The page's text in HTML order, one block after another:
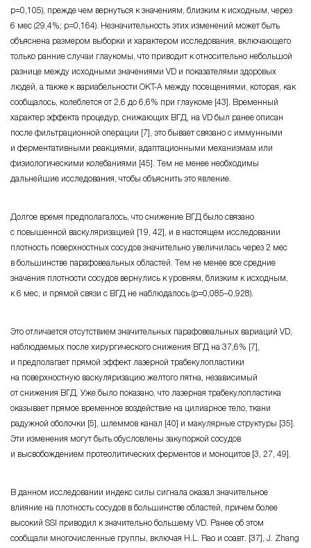
р=0,105), прежде чем вернуться к значениям, близким к исходным, через
6 мес (29,4%; р=0,164). Незначительность этих изменений может быть
объяснена размером выборки и характером исследования, включающего
только ранние случаи глаукомы, что приводит к относительно небольшой
разнице между исходными значениями VD и показателями здоровых
людей, а также к вариабельности OКT-A между посещениями, которая, как
сообщалось, колеблется от 2,6 до 6,6% при глаукоме [43]. Временный
характер эффекта процедур, снижающих ВГД, на VD был ранее описан
после фильтрационной операции [7], это бывает связано с иммунными
и ферментативными реакциями, адаптационными механизмам или
физиологическими колебаниями [45]. Тем не менее необходимы
дальнейшие исследования, чтобы объяснить это явление.
Долгое время предполагалось, что снижение ВГД было связано
с повышенной васкуляризацией [19, 42], и в настоящем исследовании
плотность поверхностных сосудов значительно увеличилась через 2 мес
в большинстве парафовеальных областей. Тем не менее все средние
значения плотности сосудов вернулись к уровням, близким к исходным,
к 6 мес, и прямой связи с ВГД не наблюдалось (р=0,085–0,928).
Это отличается отсутствием значительных парафовеальных вариаций VD,
наблюдаемых после хирургического снижения ВГД на 37,6% [7],
и предполагает прямой эффект лазерной трабекулопластики
на поверхностную васкуляризацию желтого пятна, независимый
от снижения ВГД. Уже было показано, что лазерная трабекулопластика
оказывает прямое временное воздействие на цилиарное тело, ткани
радужной оболочки [5], шлеммов канал [40] и макулярные структуры [35].
Эти изменения могут быть обусловлены закупоркой сосудов
и высвобождением протеолитических ферментов и моноцитов [3, 27, 49].
В данном исследовании индекс силы сигнала оказал значительное
влияние на плотность сосудов в большинстве областей, причем более
высокий SSI приводил к значительно большему VD. Ранее об этом
сообщали многочисленные группы, включая H.L. Rao и соавт. [37], J. Zhang